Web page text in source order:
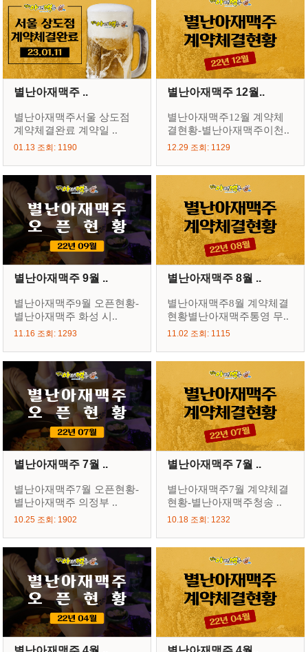
별난아재맥주 ..
별난아재맥주서울 상도점
계약체결완료 계약일 ..
01.13 조회: 1190
별난아재맥주 12월..
별난아재맥주12월 계약체
결현황-별난아재맥주이천..
12.29 조회: 1129
별난아재맥주 9월 ..
별난아재맥주9월 오픈현황-
별난아재맥주 화성 시..
11.16 조회: 1293
별난아재맥주 8월 ..
별난아재맥주8월 계약체결
현황별난아재맥주통영 무..
11.02 조회: 1115
별난아재맥주 7월 ..
별난아재맥주7월 오픈현황-
별난아재맥주 의정부 ..
10.25 조회: 1902
별난아재맥주 7월 ..
별난아재맥주7월 계약체결
현황-별난아재맥주청송 ..
10.18 조회: 1232